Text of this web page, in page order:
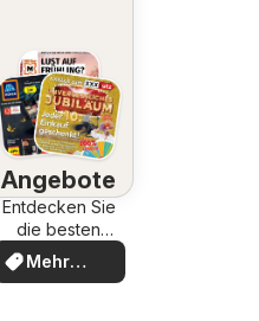
Angebote
Entdecken Sie
die besten
Angebote
Mehr
entdecken